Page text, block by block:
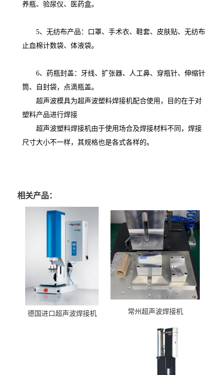
养瓶、验尿仪、医药盒。
5、无纺布产品：口罩、手术衣、鞋套、皮肤贴、无纺布
止血棉计数袋、体液袋。
6、药瓶封盖：牙线、扩张器、人工鼻、穿瓶针、伸缩针
筒、自封袋，点滴瓶盖。
超声波模具为超声波塑料焊接机配合使用，目的在于对
塑料产品进行焊接
超声波塑料焊接机由于使用场合及焊接材料不同，焊接
尺寸大小不一样，其规格也是各式各样的。
相关产品：
德国进口超声波焊接机 常州超声波焊接机